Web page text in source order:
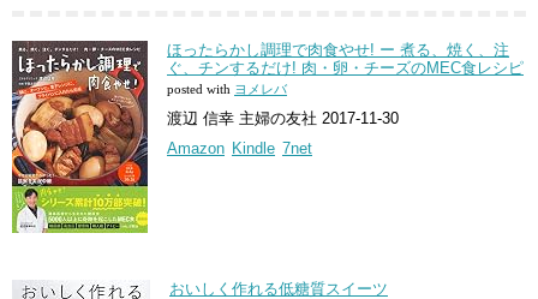
ほったらかし調理で肉食やせ! ー 煮る、焼く、注
ぐ、チンするだけ! 肉・卵・チーズのMEC食レシピ
posted with ヨメレバ
渡辺 信幸 主婦の友社 2017-11-30
Amazon Kindle 7net
おいしく作れる低糖質スイーツ